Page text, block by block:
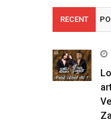
RECENT